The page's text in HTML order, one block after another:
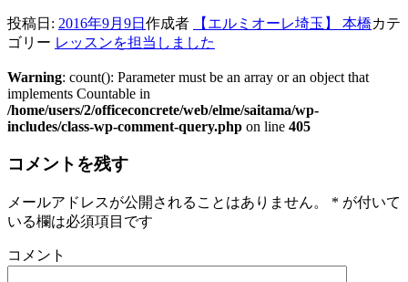
投稿日: 2016年9月9日 作成者 【エルミオーレ埼玉】 本橋カテ
ゴリー レッスンを担当しました
Warning: count(): Parameter must be an array or an object that
implements Countable in
/home/users/2/officeconcrete/web/elme/saitama/wp-
includes/class-wp-comment-query.php on line 405
コメントを残す
メールアドレスが公開されることはありません。 * が付いて
いる欄は必須項目です
コメント